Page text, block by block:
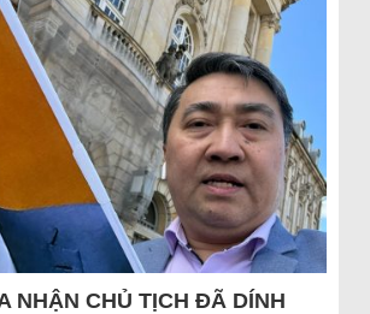
NHẬN CHỦ TỊCH ĐÃ DÍNH